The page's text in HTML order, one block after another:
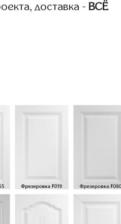
доставка - ВСЁ